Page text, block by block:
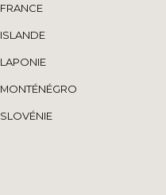
FRANCE
ISLANDE
LAPONIE
MONTÉNÉGRO
SLOVÉNIE